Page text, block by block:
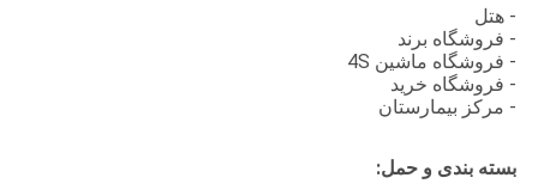
- هتل
- فروشگاه برند
- فروشگاه ماشين 4S
- فروشگاه خرید
- مرکز بيمارستان
بسته بندی و حمل: